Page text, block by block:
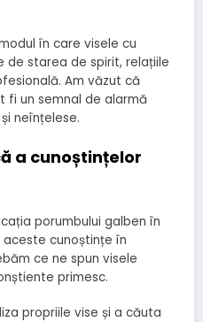
în care visele cu
starea de spirit, relațiile
Am văzut că
fi un semnal de alarmă
neînțelese.
a cunoștințelor
porumbului galben în
cunoștințe în
ce ne spun visele
primesc.
propriile vise și a căuta